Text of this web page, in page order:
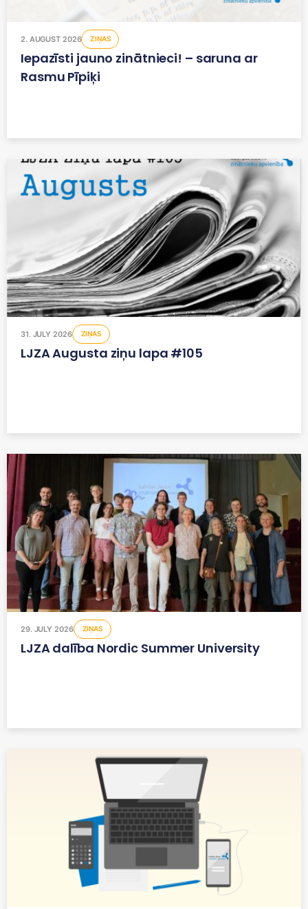
2. AUGUST 2026 ZIŅAS
Iepazīsti jauno zinātnieci! – saruna ar
Rasmu Pīpiķi
31. JULY 2026 ZIŅAS
LJZA Augusta ziņu lapa #105
29. JULY 2026 ZIŅAS
LJZA dalība Nordic Summer University